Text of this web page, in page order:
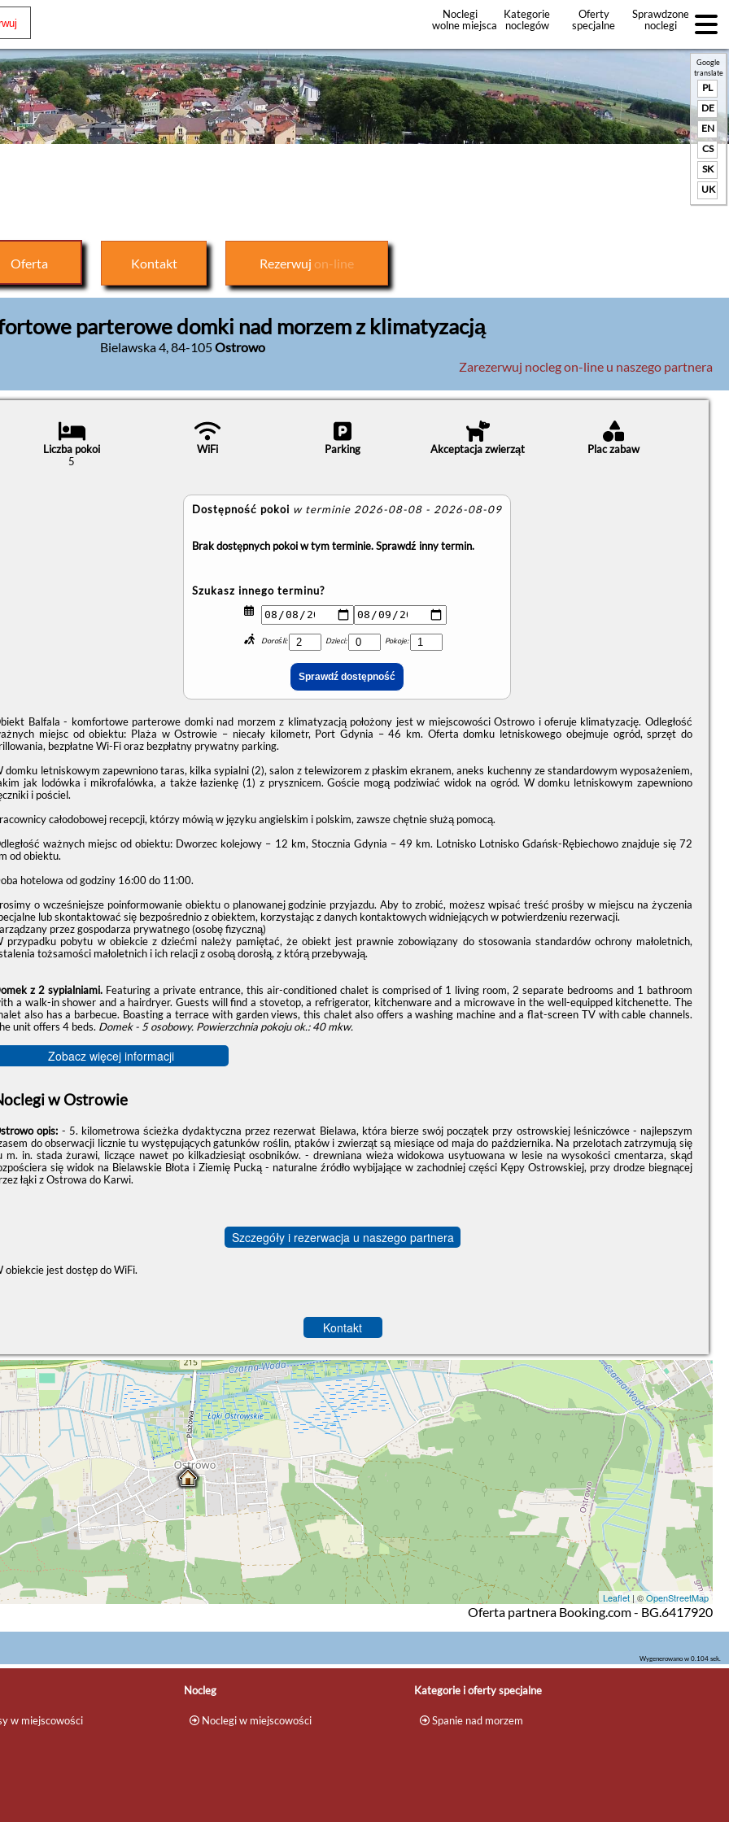
Noclegi
wolne miejsca
Kategorie
noclegów
Oferty
specjalne
Sprawdzone
noclegi
+Dodaj
Google
translate
PL
DE
EN
CS
SK
UK
Oferta Kontakt Rezerwuj on-line
parterowe domki nad morzem z klimatyzacją
Bielawska 4,84-105Ostrowo
Zarezerwuj nocleg on-line u naszego partnera
Liczba pokoi
5
WiFi Parking Akceptacja zwierząt Plac zabaw
Dostępność pokoi w terminie 2026-08-08 - 2026-08-09
Brak dostępnych pokoi w tym terminie. Sprawdź inny termin.
Szukasz innego terminu?
Dorośli: Dzieci: Pokoje:
Balfala - komfortowe parterowe domki nad morzem z klimatyzacją położony jest w miejscowości Ostrowo i oferuje klimatyzację. Odległość
miejsc od obiektu: Plaża w Ostrowie – niecały kilometr, Port Gdynia – 46 km. Oferta domku letniskowego obejmuje ogród, sprzęt do
bezpłatne Wi-Fi oraz bezpłatny prywatny parking.
domku letniskowym zapewniono taras, kilka sypialni (2), salon z telewizorem z płaskim ekranem, aneks kuchenny ze standardowym wyposażeniem,
jak lodówka i mikrofalówka, a także łazienkę (1) z prysznicem. Goście mogą podziwiać widok na ogród. W domku letniskowym zapewniono
i pościel.
całodobowej recepcji, którzy mówią w języku angielskim i polskim, zawsze chętnie służą pomocą.
ważnych miejsc od obiektu: Dworzec kolejowy – 12 km, Stocznia Gdynia – 49 km. Lotnisko Lotnisko Gdańsk-Rębiechowo znajduje się 72
od obiektu.
hotelowa od godziny 16:00do 11:00.
o wcześniejsze poinformowanie obiektu o planowanej godzinie przyjazdu. Aby to zrobić, możesz wpisać treść prośby w miejscu na życzenia
lub skontaktować się bezpośrednio z obiektem, korzystając z danych kontaktowych widniejących w potwierdzeniu rezerwacji.
przez gospodarza prywatnego (osobę fizyczną)
przypadku pobytu w obiekcie z dziećmi należy pamiętać, że obiekt jest prawnie zobowiązany do stosowania standardów ochrony małoletnich,
tożsamości małoletnich i ich relacji z osobą dorosłą, z którą przebywają.
z 2 sypialniami. Featuring a private entrance, this air-conditioned chalet is comprised of 1 living room, 2 separate bedrooms and 1 bathroom
a walk-in shower and a hairdryer. Guests will find a stovetop, a refrigerator, kitchenware and a microwave in the well-equipped kitchenette. The
also has a barbecue. Boasting a terrace with garden views, this chalet also offers a washing machine and a flat-screen TV with cable channels.
unit offers 4 beds. Domek - 5 osobowy. Powierzchnia pokoju ok.: 40 mkw.
Zobacz więcej informacji
w Ostrowie
opis: - 5. kilometrowa ścieżka dydaktyczna przez rezerwat Bielawa, która bierze swój początek przy ostrowskiej leśniczówce - najlepszym
do obserwacji licznie tu występujących gatunków roślin, ptaków i zwierząt są miesiące od maja do października. Na przelotach zatrzymują się
m. in. stada żurawi, liczące nawet po kilkadziesiąt osobników. - drewniana wieża widokowa usytuowana w lesie na wysokości cmentarza, skąd
się widok na Bielawskie Błota i Ziemię Pucką - naturalne źródło wybijające w zachodniej części Kępy Ostrowskiej, przy drodze biegnącej
łąki z Ostrowa do Karwi.
Szczegóły i rezerwacja u naszego partnera
obiekcie jest dostęp do WiFi.
Kontakt
Leaflet | ©OpenStreetMap
Oferta partnera Booking.com - BG.6417920
Wygenerowano w 0.104 sek.
w miejscowości
Nocleg
Noclegi w miejscowości
Kategorie i oferty specjalne
Spanie nad morzem